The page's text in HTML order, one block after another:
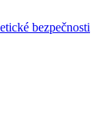
bezpečnosti